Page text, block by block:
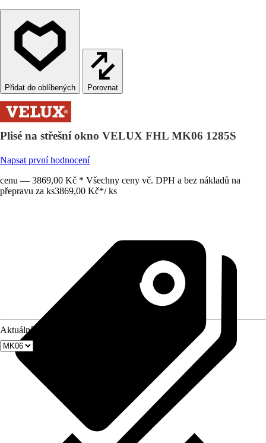
Porovnat
Plisé na střešní okno VELUX FHL MK06 1285S
Napsat první hodnocení
cenu — 3869,00 Kč * Všechny ceny vč. DPH a bez nákladů na
přepravu za ks3869,00 Kč*/ ks
Aktuální velikost okna